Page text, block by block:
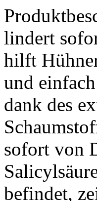
lindert
hilft
und
dank des
sofort von
befindet,